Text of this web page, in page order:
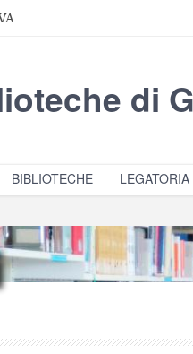
di
BIBLIOTECHE LEGATORIA